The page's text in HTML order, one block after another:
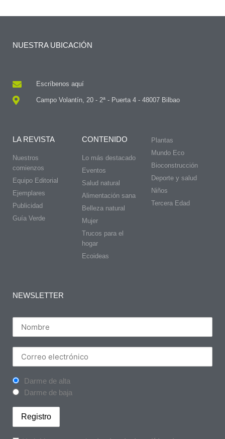
NUESTRA UBICACIÓN
Escríbenos aquí
Campo Volantín, 20 - 2ª - Puerta 4 - 48007 Bilbao
LA REVISTA
Nuestros
comienzos
Equipo Editorial
Ejemplares
Publicidad
Guía Verde
CONTENIDO
Lo más destacado
Eventos
Salud natural
Alimentación sana
Belleza natural
Mujer
Trucos para el
hogar
Ecoideas
Plantas
Mundo Eco
Bioconstrucción
Deporte y salud
Niños
Tercera Edad
NEWSLETTER
Darme de alta
Darme de baja